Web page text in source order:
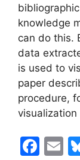
knowledge
can do this.
data
is used to
paper
procedure,
F
E